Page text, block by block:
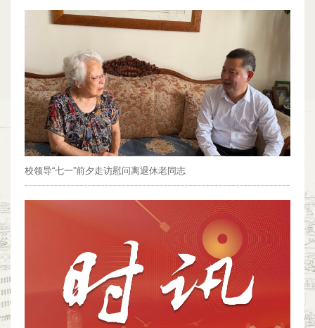
校领导“七一”前夕走访慰问离退休老同志